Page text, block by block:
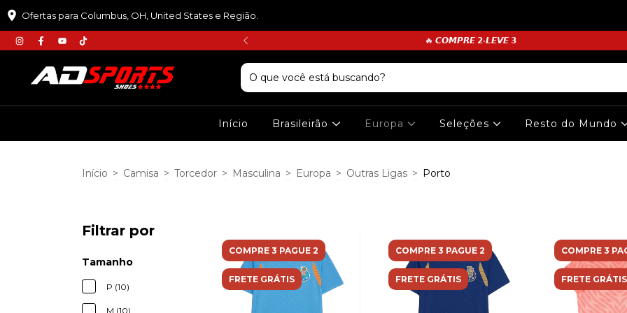
Ofertas para Columbus, OH, United States e Região.
:𝙋𝙍𝙄𝙈𝙀𝙄𝙍𝘼𝘾𝙊𝙈𝙋𝙍𝘼 🔥 𝘾𝙊𝙈𝙋𝙍𝙀 𝟮•𝙇𝙀𝙑𝙀 𝟯
Início Brasileirão Europa Seleções Resto do Mundo
Início > Camisa > Torcedor > Masculina > Europa > Outras Ligas > Porto
Filtrar por
Tamanho
P (10)
M (10)
COMPRE 3 PAGUE 2
FRETE GRÁTIS
COMPRE 3 PAGUE 2
FRETE GRÁTIS
COMPRE 3
FRETE GRÁTIS